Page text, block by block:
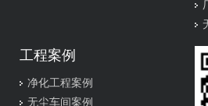
工程案例
净化工程案例
无尘车间案例